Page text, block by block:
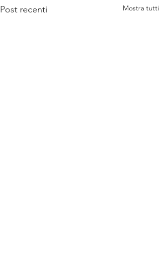
Post recenti Mostra tutti